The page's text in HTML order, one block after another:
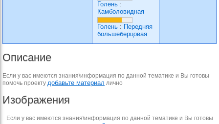
Голень :
Камболовидная
Голень : Передняя
большеберцовая
Описание
Если у вас имеются знания\информация по данной тематике и Вы готовы
помочь проекту добавьте материал лично
Изображения
Если у вас имеются знания\информация по данной тематике и Вы готовы